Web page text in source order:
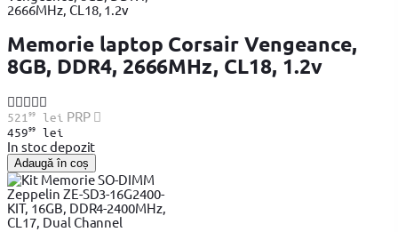
Memorie laptop Corsair Vengeance,
8GB, DDR4, 2666MHz, CL18, 1.2v
521 99lei PRP
45999lei
In stoc depozit
Adaugă în coș